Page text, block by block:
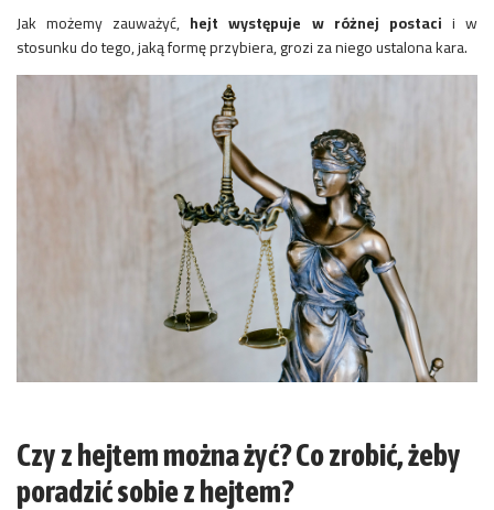
Jak możemy zauważyć, hejt występuje w różnej postaci i w
stosunku do tego, jaką formę przybiera, grozi za niego ustalona kara.
Czy z hejtem można żyć? Co zrobić, żeby
poradzić sobie z hejtem?